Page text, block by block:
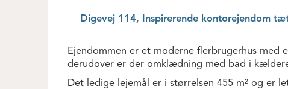
Digevej 114, Inspirerende kontorejendom
Ejendommen er et moderne flerbrugerhus
derudover er der omklædning med bad i
Det ledige lejemål er i størrelsen 455 m² og er